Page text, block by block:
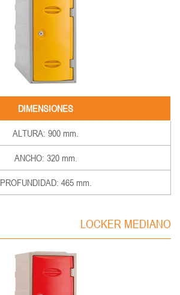
DIMENSIONES
ALTURA: 900 mm.
ANCHO: 320 mm.
PROFUNDIDAD: 465 mm.
LOCKER MEDIANO